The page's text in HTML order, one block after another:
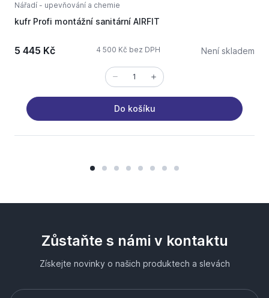
Nářadí - upevňování a chemie
kufr Profi montážní sanitární AIRFIT
5 445 Kč 4 500 Kč bez DPH Není skladem
Do košíku
Zůstaňte s námi v kontaktu
Získejte novinky o našich produktech a slevách